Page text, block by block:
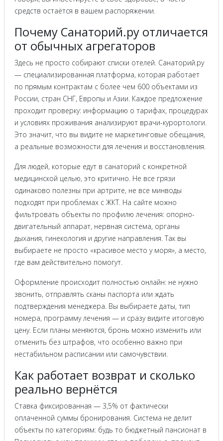
средств остаётся в вашем распоряжении.
Почему Санаторий.ру отличается
от обычных агрегаторов
Здесь не просто собирают списки отелей. Санаторий.ру
— специализированная платформа, которая работает
по прямым контрактам с более чем 600 объектами из
России, стран СНГ, Европы и Азии. Каждое предложение
проходит проверку: информацию о тарифах, процедурах
и условиях проживания анализируют врачи-курортологи.
Это значит, что вы видите не маркетинговые обещания,
а реальные возможности для лечения и восстановления.
Для людей, которые едут в санаторий с конкретной
медицинской целью, это критично. Не все грязи
одинаково полезны при артрите, не все минводы
подходят при проблемах с ЖКТ. На сайте можно
фильтровать объекты по профилю лечения: опорно-
двигательный аппарат, нервная система, органы
дыхания, гинекология и другие направления. Так вы
выбираете не просто «красивое место у моря», а место,
где вам действительно помогут.
Оформление происходит полностью онлайн: не нужно
звонить, отправлять сканы паспорта или ждать
подтверждения менеджера. Вы выбираете даты, тип
номера, программу лечения — и сразу видите итоговую
цену. Если планы меняются, бронь можно изменить или
отменить без штрафов, что особенно важно при
нестабильном расписании или самочувствии.
Как работает возврат и сколько
реально вернётся
Ставка фиксированная — 3,5% от фактически
оплаченной суммы бронирования. Система не делит
объекты по категориям: будь то бюджетный пансионат в